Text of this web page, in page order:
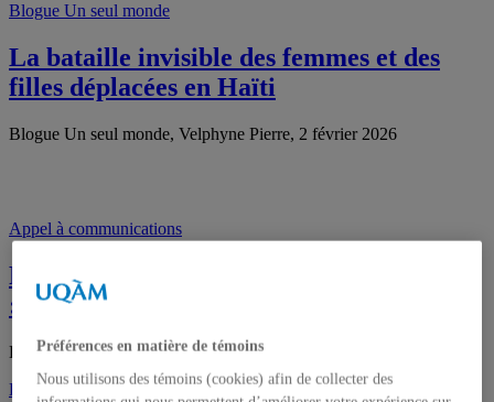
Blogue Un seul monde
La bataille invisible des femmes et des
filles déplacées en Haïti
Blogue Un seul monde, Velphyne Pierre, 2 février 2026
Appel à communications
Revista Lüvo – Le futur est abolitionniste
: quelques idées féministes
Date limite : 31 mars 2026
Entrevues dans les médias écrits
Préférences en matière de témoins
Nous utilisons des témoins (cookies) afin de collecter des